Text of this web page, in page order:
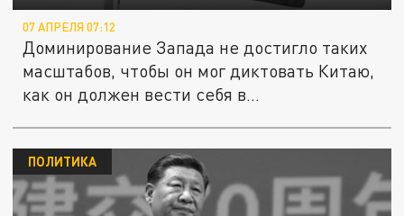
07 АПРЕЛЯ 07:12
Доминирование Запада не достигло таких
масштабов, чтобы он мог диктовать Китаю,
как он должен вести себя в...
ПОЛИТИКА